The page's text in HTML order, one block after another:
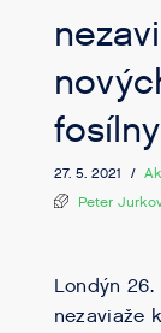
27. 5. 2021 /
Peter
Londýn
nezaviaže